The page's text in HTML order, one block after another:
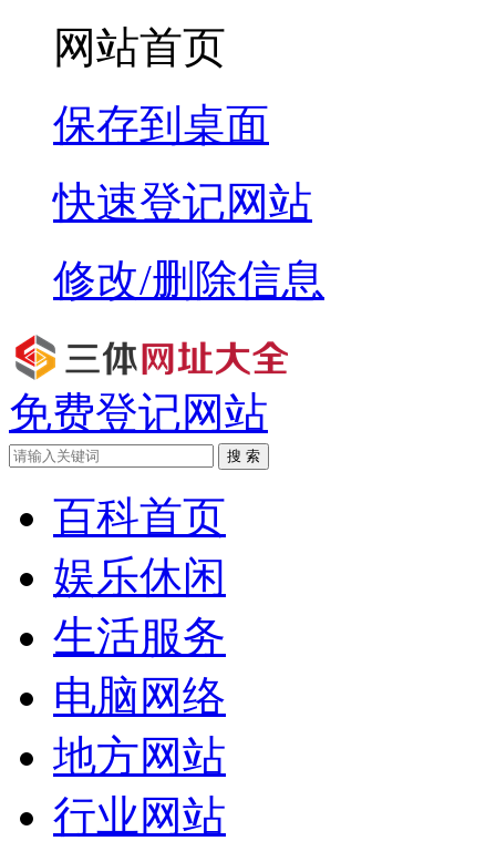
网站首页
保存到桌面
快速登记网站
修改/删除信息
免费登记网站
搜 索
百科首页
娱乐休闲
生活服务
电脑网络
地方网站
行业网站